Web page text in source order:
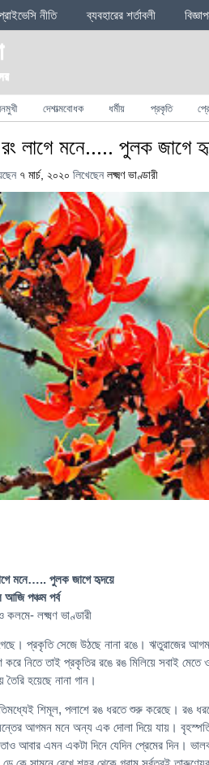
নীতি ব্যবহারের শর্তাবলী
দেশাত্মবোধক ধর্মীয় প্রকৃতি
লাগে মনে….. পুলক জাগে
৭ মার্চ, ২০২০ লিখেছেন লক্ষ্মণ ভাণ্ডারী
মনে….. পুলক জাগে হৃদয়ে
পঞ্চম পর্ব
লক্ষ্মণ ভাণ্ডারী
প্রকৃতি সেজে উঠছে নানা রঙে। ঋতুরাজের
নিতে তাই প্রকৃতির রঙে রঙ মিলিয়ে সবাই
তৈরি হয়েছে নানা গান।
শিমূল, পলাশে রঙ ধরতে শুরু করেছে। রঙ
আগমন মনে অন্য এক দোলা দিয়ে যায়।
আবার এমন একটা দিনে যেদিন প্রেমের দিন।